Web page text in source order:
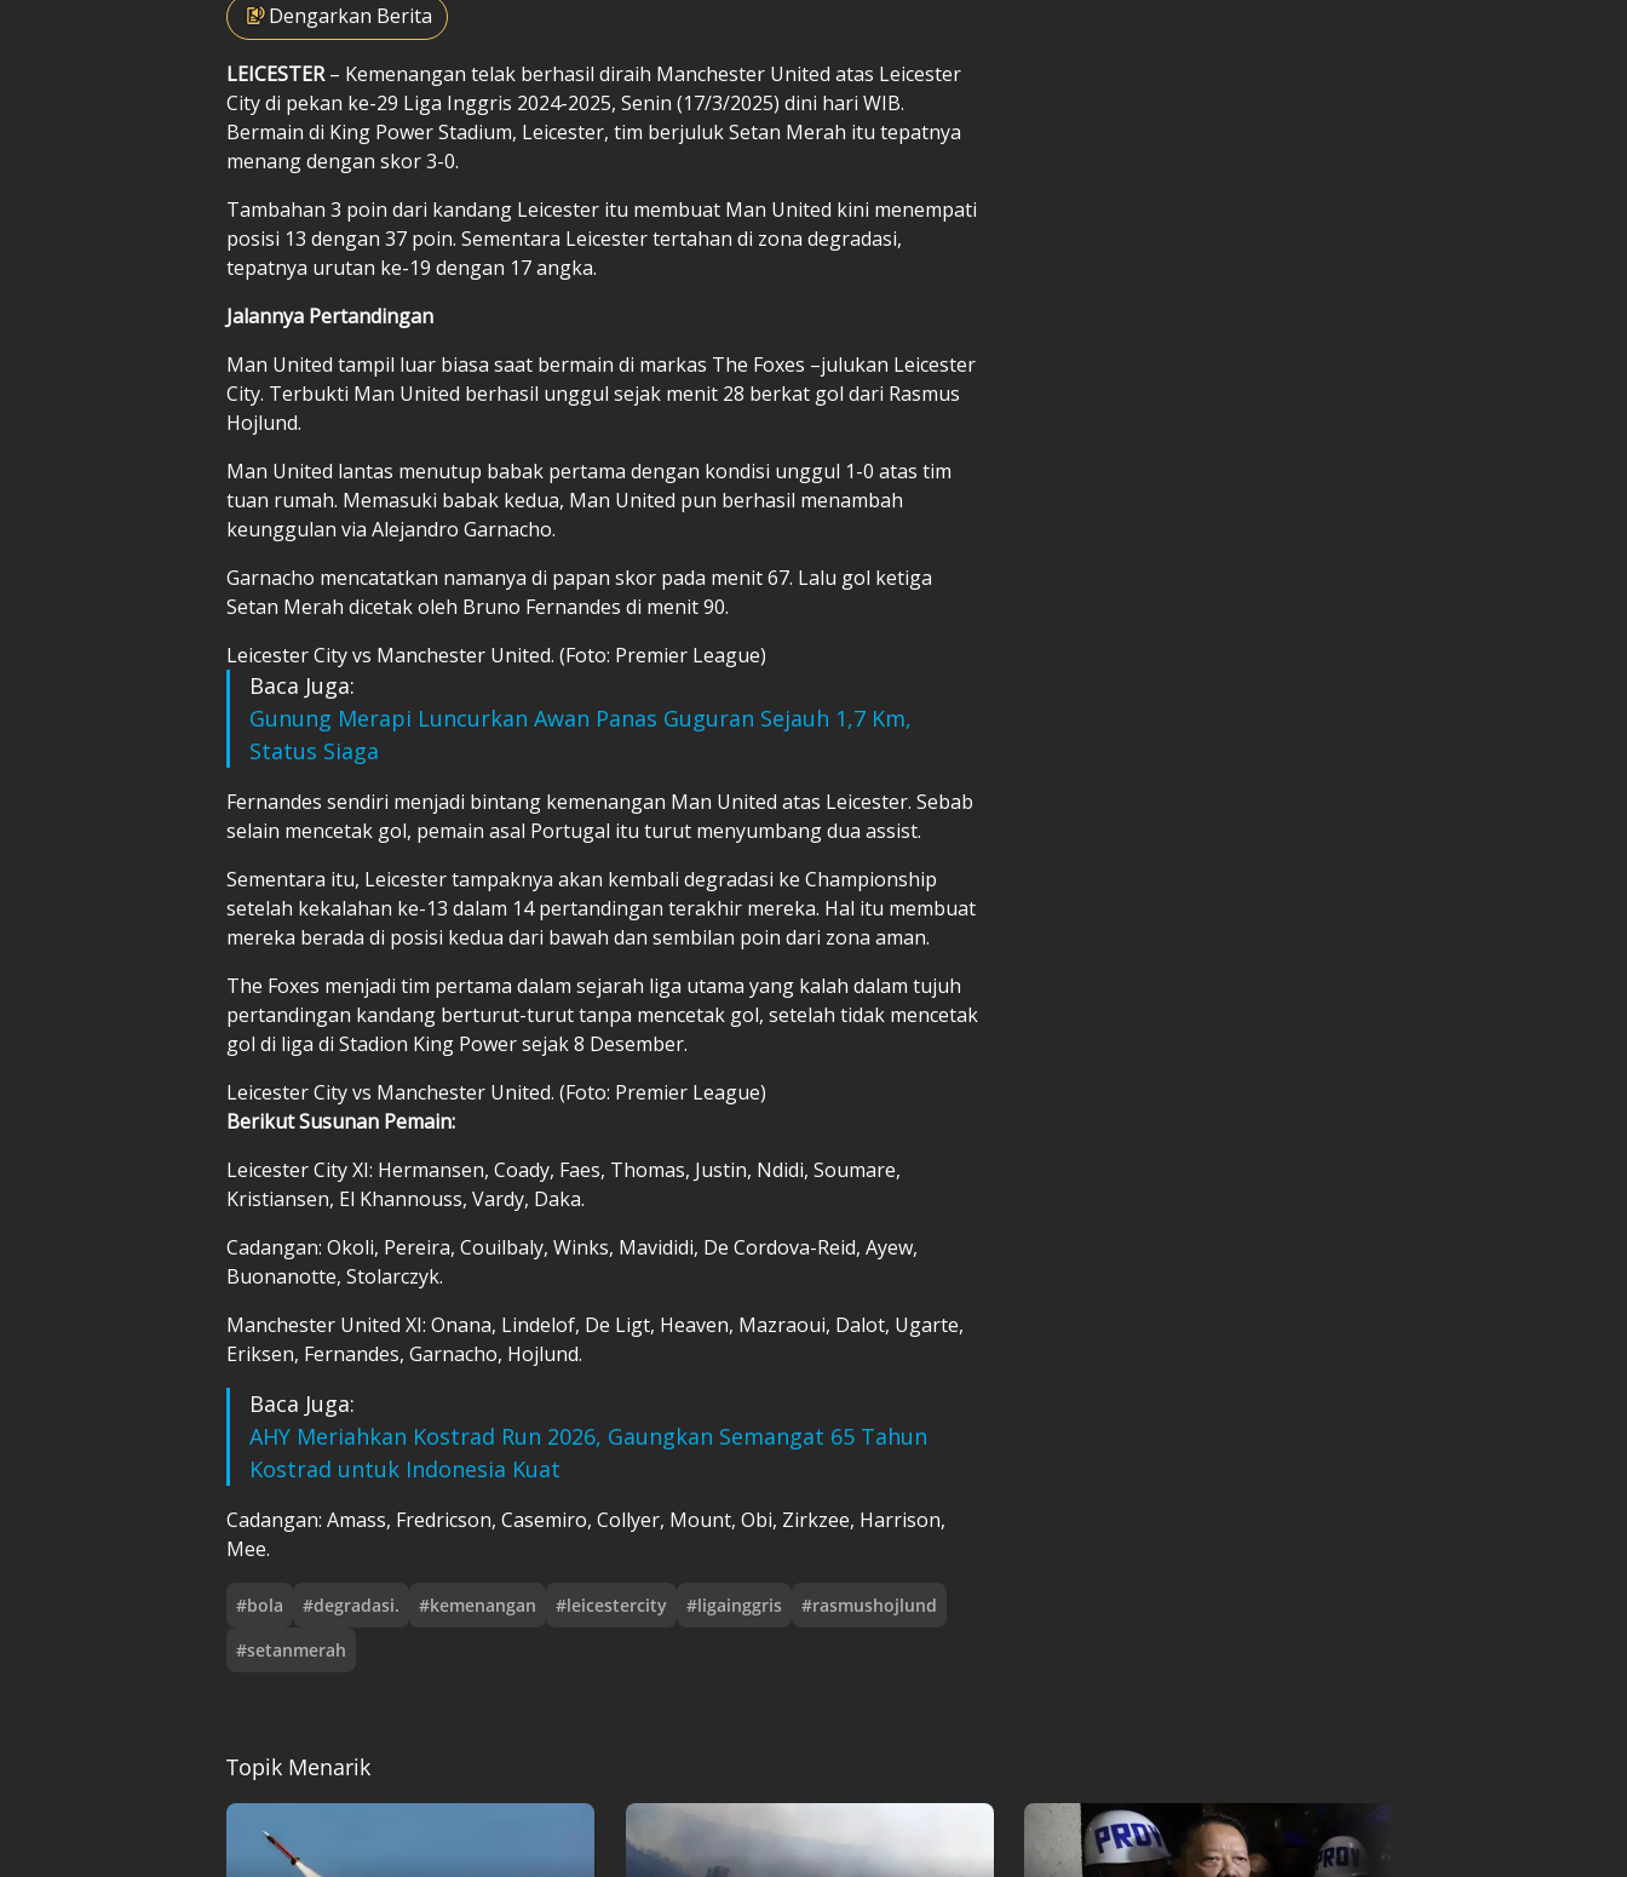
Dengarkan Berita
LEICESTER– Kemenangan telak berhasil diraih Manchester United atas Leicester
City di pekan ke-29 Liga Inggris 2024-2025, Senin (17/3/2025) dini hari WIB.
Bermain di King Power Stadium, Leicester, tim berjuluk Setan Merah itu tepatnya
menang dengan skor 3-0.
Tambahan 3 poin dari kandang Leicester itu membuat Man United kini menempati
posisi 13 dengan 37 poin. Sementara Leicester tertahan di zona degradasi,
tepatnya urutan ke-19 dengan 17 angka.
Jalannya Pertandingan
Man United tampil luar biasa saat bermain di markas The Foxes –julukan Leicester
City. Terbukti Man United berhasil unggul sejak menit 28 berkat gol dari Rasmus
Hojlund.
Man United lantas menutup babak pertama dengan kondisi unggul 1-0 atas tim
tuan rumah. Memasuki babak kedua, Man United pun berhasil menambah
keunggulan via Alejandro Garnacho.
Garnacho mencatatkan namanya di papan skor pada menit 67. Lalu gol ketiga
Setan Merah dicetak oleh Bruno Fernandes di menit 90.
Leicester City vs Manchester United. (Foto: Premier League)
Baca Juga:
Gunung Merapi Luncurkan Awan Panas Guguran Sejauh 1,7 Km,
Status Siaga
Fernandes sendiri menjadi bintang kemenangan Man United atas Leicester. Sebab
selain mencetak gol, pemain asal Portugal itu turut menyumbang dua assist.
Sementara itu, Leicester tampaknya akan kembali degradasi ke Championship
setelah kekalahan ke-13 dalam 14 pertandingan terakhir mereka. Hal itu membuat
mereka berada di posisi kedua dari bawah dan sembilan poin dari zona aman.
The Foxes menjadi tim pertama dalam sejarah liga utama yang kalah dalam tujuh
pertandingan kandang berturut-turut tanpa mencetak gol, setelah tidak mencetak
gol di liga di Stadion King Power sejak 8 Desember.
Leicester City vs Manchester United. (Foto: Premier League)
Berikut Susunan Pemain:
Leicester City XI: Hermansen, Coady, Faes, Thomas, Justin, Ndidi, Soumare,
Kristiansen, El Khannouss, Vardy, Daka.
Cadangan: Okoli, Pereira, Couilbaly, Winks, Mavididi, De Cordova-Reid, Ayew,
Buonanotte, Stolarczyk.
Manchester United XI: Onana, Lindelof, De Ligt, Heaven, Mazraoui, Dalot, Ugarte,
Eriksen, Fernandes, Garnacho, Hojlund.
Baca Juga:
AHY Meriahkan Kostrad Run 2026, Gaungkan Semangat 65 Tahun
Kostrad untuk Indonesia Kuat
Cadangan: Amass, Fredricson, Casemiro, Collyer, Mount, Obi, Zirkzee, Harrison,
Mee.
#bola #degradasi. #kemenangan #leicestercity #ligainggris #rasmushojlund
#setanmerah
Topik Menarik